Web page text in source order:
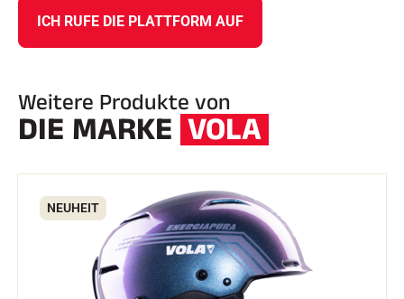
ICH RUFE DIE PLATTFORM AUF
Weitere Produkte von
DIE MARKE VOLA
NEUHEIT